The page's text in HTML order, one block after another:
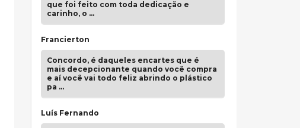
que foi feito com toda dedicação e
carinho, o …
Francierton
Concordo, é daqueles encartes que é
mais decepcionante quando você compra
e aí você vai todo feliz abrindo o plástico
pa …
Luís Fernando